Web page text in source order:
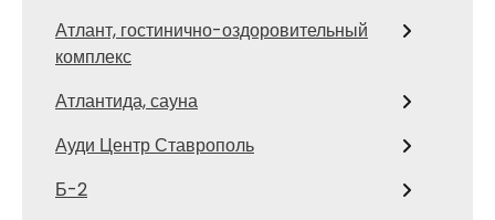
Атлант, гостинично-оздоровительный
комплекс
Атлантида, сауна
Ауди Центр Ставрополь
Б-2